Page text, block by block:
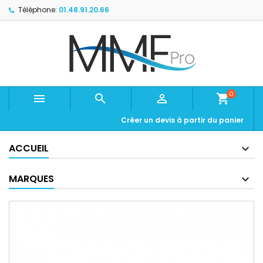
Téléphone: 01.48.91.20.66
   shopping_cart0
Créer un devis à partir du panier
ACCUEIL
MARQUES